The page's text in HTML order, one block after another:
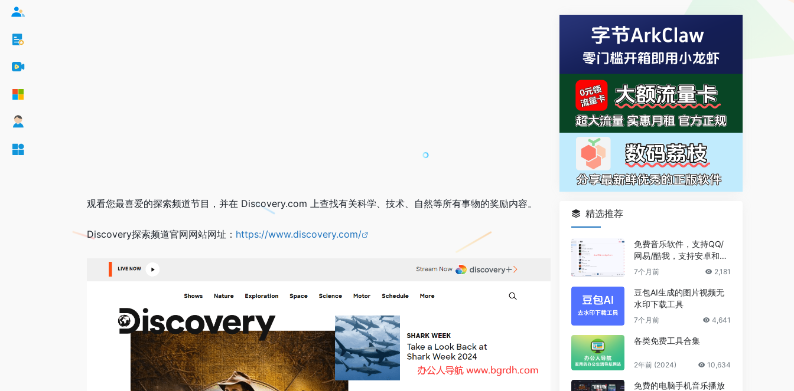
观看您最喜爱的探索频道节目，并在 Discovery.com 上查找有关科学、技术、自然等所有事物的奖励内容。
Discovery探索频道官网网站网址： https://www.discovery.com/
精选推荐
免费音乐软件，支持QQ/
网易/酷我，支持安卓和Wi
ndows平台
7个月前 2,181
豆包AI生成的图片视频无
水印下载工具
7个月前 4,641
各类免费工具合集
2年前 (2024) 10,634
免费的电脑手机音乐播放